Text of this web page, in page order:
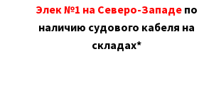
Элек №1 на Северо-Западе по
наличию судового кабеля на
складах*